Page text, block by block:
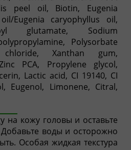
peel oil, Biotin, Eugenia
Eugenia caryophyllus oil,
glutamate, Sodium
Polysorbate
Xanthan gum,
PCA, Propylene glycol,
Lactic acid, CI 19140, CI
Eugenol, Limonene, Citral,
на кожу головы и оставьте
воды и осторожно
Особая жидкая текстура